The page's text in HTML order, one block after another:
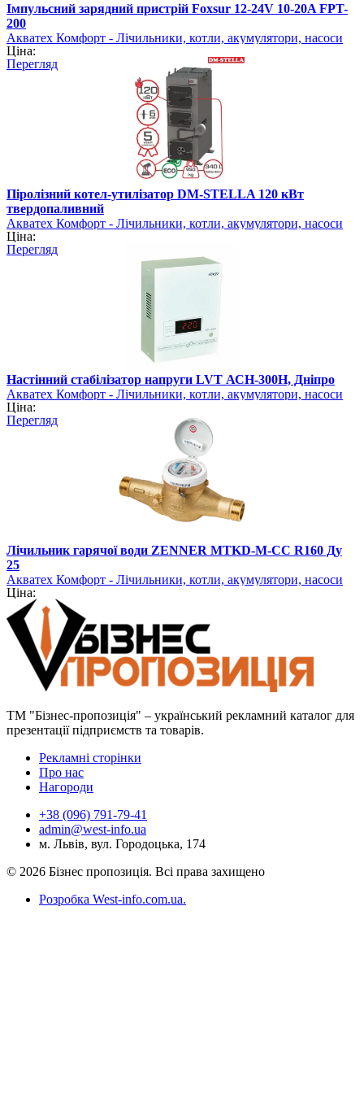
Імпульсний зарядний пристрій Foxsur 12-24V 10-20A FPT-
200
Акватех Комфорт - Лічильники, котли, акумулятори, насоси
Ціна:
Перегляд
Піролізний котел-утилізатор DM-STELLA 120 кВт
твердопаливний
Акватех Комфорт - Лічильники, котли, акумулятори, насоси
Ціна:
Перегляд
Настінний стабілізатор напруги LVT АСН-300Н, Дніпро
Акватех Комфорт - Лічильники, котли, акумулятори, насоси
Ціна:
Перегляд
Лічильник гарячої води ZENNER MTKD-M-CC R160 Ду
25
Акватех Комфорт - Лічильники, котли, акумулятори, насоси
Ціна:
ТМ "Бізнес-пропозиція" – український рекламний каталог для
презентації підприємств та товарів.
Рекламні сторінки
Про нас
Нагороди
+38 (096) 791-79-41
admin@west-info.ua
м. Львів, вул. Городоцька, 174
© 2026 Бізнес пропозиція. Всі права захищено
Розробка West-info.com.ua.